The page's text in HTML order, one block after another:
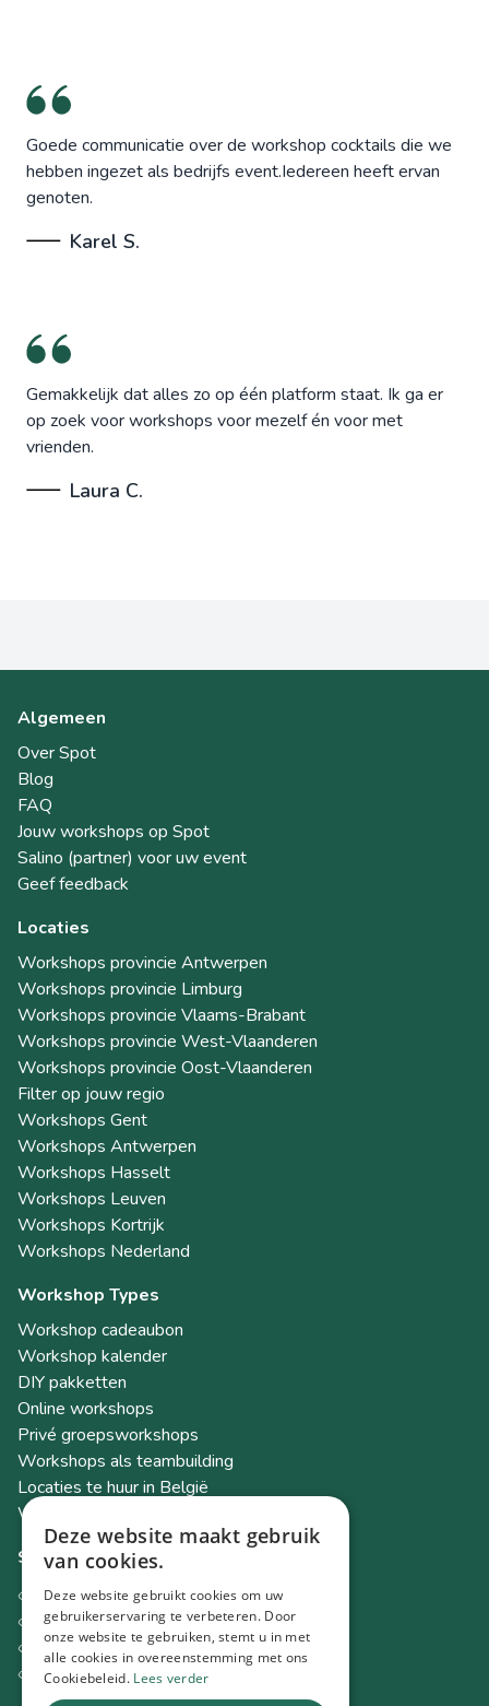
Goede communicatie over de workshop cocktails die we
hebben ingezet als bedrijfs event.Iedereen heeft ervan
genoten.
Karel S.
Gemakkelijk dat alles zo op één platform staat. Ik ga er
op zoek voor workshops voor mezelf én voor met
vrienden.
Laura C.
Algemeen
Over Spot
Blog
FAQ
Jouw workshops op Spot
Salino (partner) voor uw event
Geef feedback
Locaties
Workshops provincie Antwerpen
Workshops provincie Limburg
Workshops provincie Vlaams-Brabant
Workshops provincie West-Vlaanderen
Workshops provincie Oost-Vlaanderen
Filter op jouw regio
Workshops Gent
Workshops Antwerpen
Workshops Hasselt
Workshops Leuven
Workshops Kortrijk
Workshops Nederland
Workshop Types
Workshop cadeaubon
Workshop kalender
DIY pakketten
Online workshops
Privé groepsworkshops
Workshops als teambuilding
Locaties te huur in België
Workshop Academy
Socials
Instagram
Facebook
TikTok
LinkedIn
Deze website maakt gebruik
van cookies.
Deze website gebruikt cookies om uw
gebruikerservaring te verbeteren. Door
onze website te gebruiken, stemt u in met
alle cookies in overeenstemming met ons
Cookiebeleid. Lees verder